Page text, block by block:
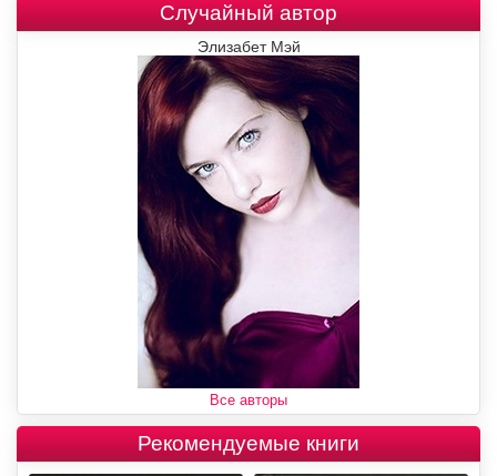
Случайный автор
Элизабет Мэй
Все авторы
Рекомендуемые книги